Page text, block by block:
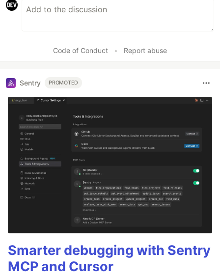
Code of Conduct • Report abuse
Sentry PROMOTED
Smarter debugging with Sentry
MCP and Cursor